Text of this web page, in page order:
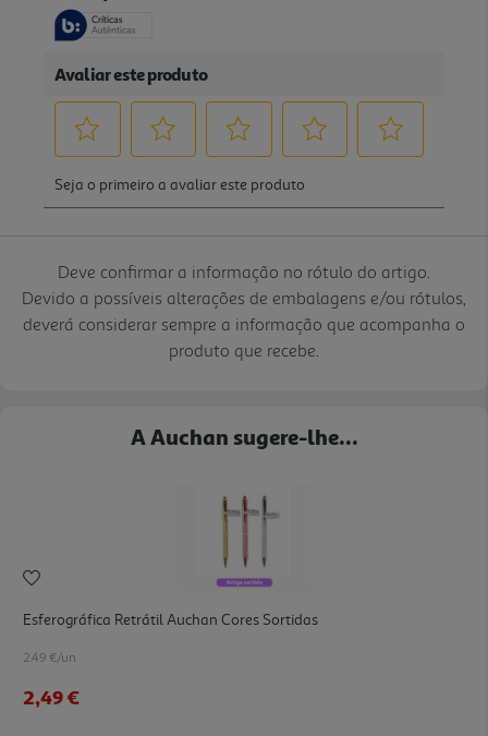
Deve confirmar a informação no rótulo do artigo.
Devido a possíveis alterações de embalagens e/ou rótulos,
deverá considerar sempre a informação que acompanha o
produto que recebe.
A Auchan sugere-lhe...
Esferográfica Retrátil Auchan Cores Sortidas
2.49 €/un
2,49 €